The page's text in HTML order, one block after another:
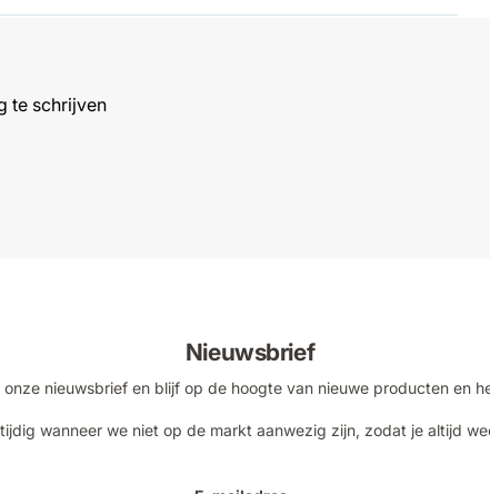
te schrijven
Nieuwsbrief
onze nieuwsbrief en blijf op de hoogte van nieuwe producten en
wanneer we niet op de markt aanwezig zijn, zodat je altijd